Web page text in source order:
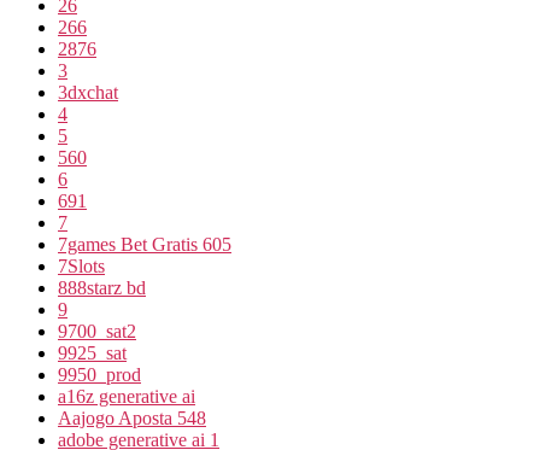
26
266
2876
3
3dxchat
4
5
560
6
691
7
7games Bet Gratis 605
7Slots
888starz bd
9
9700_sat2
9925_sat
9950_prod
a16z generative ai
Aajogo Aposta 548
adobe generative ai 1